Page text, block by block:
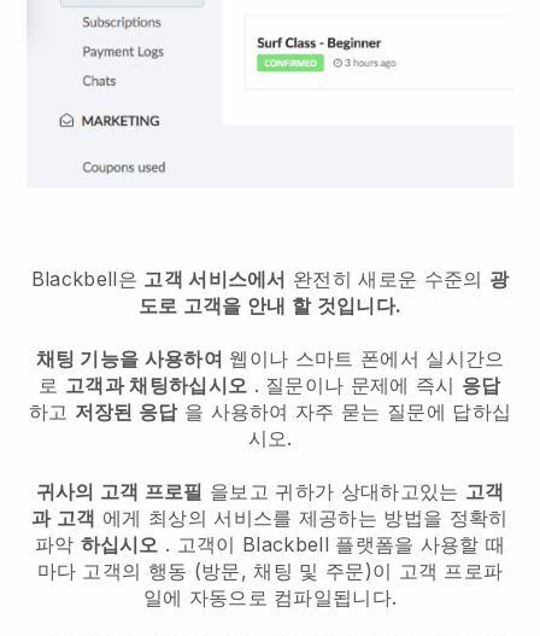
Blackbell은 고객 서비스에서 완전히 새로운 수준의 광
도로 고객을 안내 할 것입니다.
채팅 기능을 사용하여 웹이나 스마트 폰에서 실시간으
로 고객과 채팅하십시오 . 질문이나 문제에 즉시 응답
하고 저장된 응답을 사용하여 자주 묻는 질문에 답하십
시오.
귀사의 고객 프로필 을보고 귀하가 상대하고있는 고객
과 고객 에게 최상의 서비스를 제공하는 방법을 정확히
파악 하십시오 . 고객이 Blackbell 플랫폼을 사용할 때
마다 고객의 행동 (방문, 채팅 및 주문)이 고객 프로파
일에 자동으로 컴파일됩니다.